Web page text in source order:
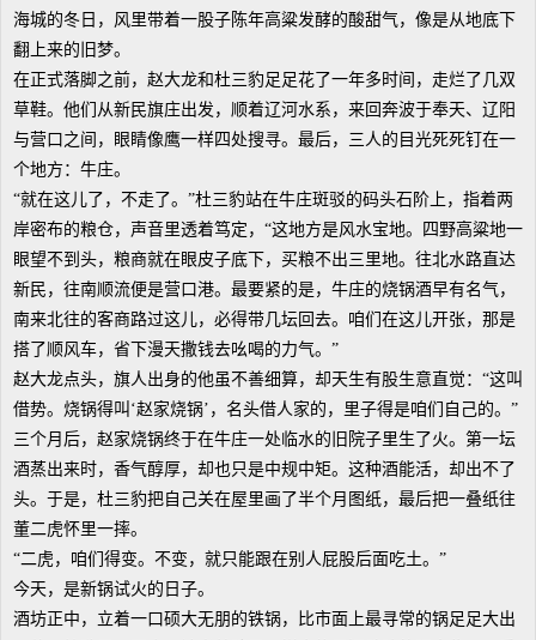
海城的冬日，风里带着一股子陈年高粱发酵的酸甜气，像是从地底下
翻上来的旧梦。
在正式落脚之前，赵大龙和杜三豹足足花了一年多时间，走烂了几双
草鞋。他们从新民旗庄出发，顺着辽河水系，来回奔波于奉天、辽阳
与营口之间，眼睛像鹰一样四处搜寻。最后，三人的目光死死钉在一
个地方：牛庄。
“就在这儿了，不走了。”杜三豹站在牛庄斑驳的码头石阶上，指着两
岸密布的粮仓，声音里透着笃定，“这地方是风水宝地。四野高粱地一
眼望不到头，粮商就在眼皮子底下，买粮不出三里地。往北水路直达
新民，往南顺流便是营口港。最要紧的是，牛庄的烧锅酒早有名气，
南来北往的客商路过这儿，必得带几坛回去。咱们在这儿开张，那是
搭了顺风车，省下漫天撒钱去吆喝的力气。”
赵大龙点头，旗人出身的他虽不善细算，却天生有股生意直觉：“这叫
借势。烧锅得叫‘赵家烧锅’，名头借人家的，里子得是咱们自己的。”
三个月后，赵家烧锅终于在牛庄一处临水的旧院子里生了火。第一坛
酒蒸出来时，香气醇厚，却也只是中规中矩。这种酒能活，却出不了
头。于是，杜三豹把自己关在屋里画了半个月图纸，最后把一叠纸往
董二虎怀里一摔。
“二虎，咱们得变。不变，就只能跟在别人屁股后面吃土。”
今天，是新锅试火的日子。
酒坊正中，立着一口硕大无朋的铁锅，比市面上最寻常的锅足足大出